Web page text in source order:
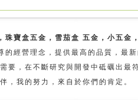
珠寶盒五金，雪茄盒 五金，小五金
的經營理念，提供最高的品質，最
要，在不斷研究與開發中砥礪出最
，我的努力，來自於你們的肯定。